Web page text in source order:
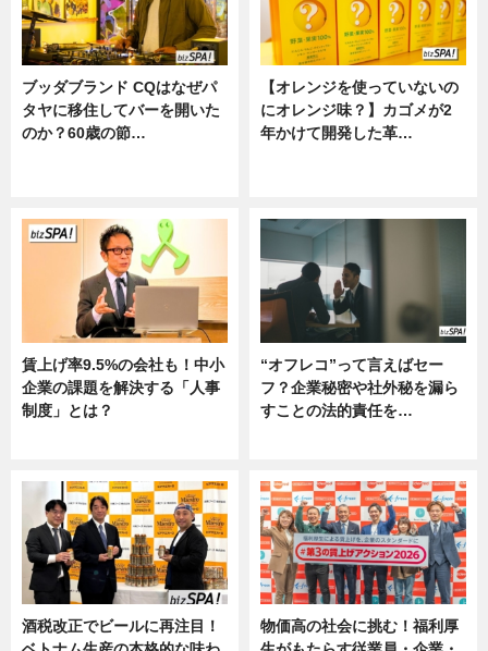
ブッダブランド CQはなぜパ
タヤに移住してバーを開いた
のか？60歳の節…
【オレンジを使っていないの
にオレンジ味？】カゴメが2
年かけて開発した革…
賃上げ率9.5%の会社も！中小
企業の課題を解決する「人事
制度」とは？
“オフレコ”って言えばセー
フ？企業秘密や社外秘を漏ら
すことの法的責任を…
酒税改正でビールに再注目！
物価高の社会に挑む！福利厚